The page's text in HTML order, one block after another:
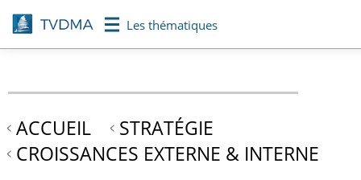
Aller
au
contenu
Les thématiques
ACCUEIL
STRATÉGIE
CROISSANCES EXTERNE & INTERNE